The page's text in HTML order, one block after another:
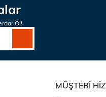
Ol!
MÜŞTERİ